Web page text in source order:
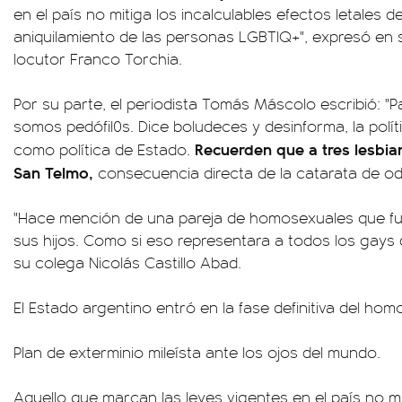
en el país no mitiga los incalculables efectos letales
aniquilamiento de las personas LGBTIQ+", expresó
locutor Franco Torchia.
Por su parte, el periodista Tomás Máscolo escribió:
somos pedófil0s. Dice boludeces y desinforma, la
como política de Estado. Recuerden que a tres
San Telmo, consecuencia directa de la catarata de
"Hace mención de una pareja de homosexuales que
sus hijos. Como si eso representara a todos los gays
su colega Nicolás Castillo Abad.
El Estado argentino entró en la fase definitiva del
Plan de exterminio mileísta ante los ojos del mundo.
Aquello que marcan las leyes vigentes en el país no